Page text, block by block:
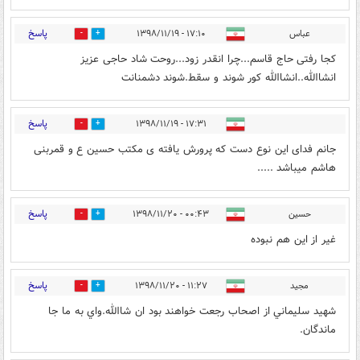
عباس ۱۷:۱۰ - ۱۳۹۸/۱۱/۱۹ 66 پاسخ
کجا رفتی حاج قاسم...چرا انقدر زود...روحت شاد حاجی عزیز
انشاالله..انشاالله کور شوند‌ و سقط.شوند‌ دشمنانت
۱۷:۳۱ - ۱۳۹۸/۱۱/۱۹ 0 پاسخ
جانم فدای این نوع دست که پرورش یافته ی مکتب حسین ع و قمربنی
هاشم میباشد .....
حسین ۰۰:۴۳ - ۱۳۹۸/۱۱/۲۰ 4 پاسخ
غیر از این هم نبوده
مجيد ۱۱:۲۷ - ۱۳۹۸/۱۱/۲۰ 3 پاسخ
شهيد سليماني از اصحاب رجعت خواهند بود ان شاالله.واي به ما جا
ماندگان.